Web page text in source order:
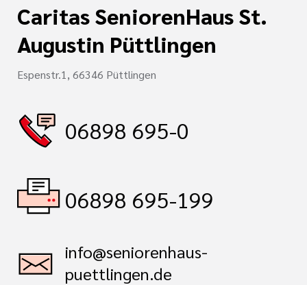
Caritas SeniorenHaus St.
Augustin Püttlingen
Espenstr.1, 66346 Püttlingen
06898 695-0
06898 695-199
info@seniorenhaus-
puettlingen.de